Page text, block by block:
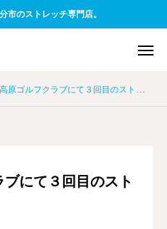
市のストレッチ専門店。
ゴルフクラブにて３回目のストレッチ体験会開催
にて３回目のスト
予約